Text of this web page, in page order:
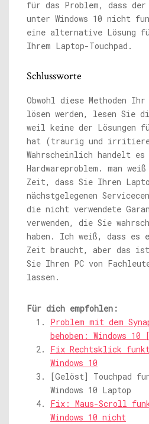
für das Problem, dass
unter Windows 10 nicht
eine alternative Lösung
Ihrem Laptop-Touchpad.
Schlussworte
Obwohl diese Methoden
lösen werden, lesen Sie
weil keine der Lösungen
hat (traurig und
Wahrscheinlich handelt
Hardwareproblem. man
Zeit, dass Sie Ihren
nächstgelegenen
die nicht verwendete
verwenden, die Sie
haben. Ich weiß, dass es
Zeit braucht, aber das
Sie Ihren PC von
lassen.
Für dich empfohlen:
Problem mit dem
behoben: Windows 10
Fix Rechtsklick
Windows 10
[Gelöst] Touchpad
Windows 10 Laptop
Fix: Maus-Scroll
Windows 10 nicht